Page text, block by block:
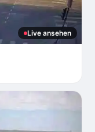
Live ansehen